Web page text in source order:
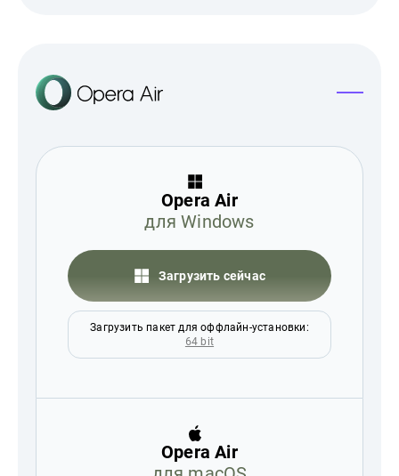
Opera Air
для Windows
Загрузить сейчас
Загрузить пакет для оффлайн-установки:
64 bit
Opera Air